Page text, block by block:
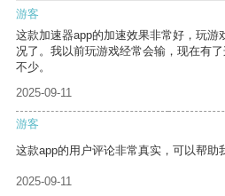
游客
这款加速器app的加速效果非常好，玩游
况了。我以前玩游戏经常会输，现在有
不少。
2025-09-11
游客
这款app的用户评论非常真实，可以帮助
2025-09-11